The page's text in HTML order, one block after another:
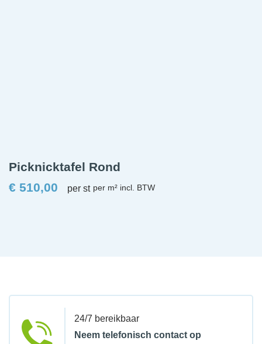
Picknicktafel Rond
€ 510,00 per st
24/7 bereikbaar
Neem telefonisch contact op